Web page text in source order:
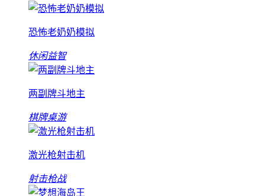
恐怖老奶奶模拟
休闲益智
两副牌斗地主
棋牌桌游
激光枪射击机
射击枪战